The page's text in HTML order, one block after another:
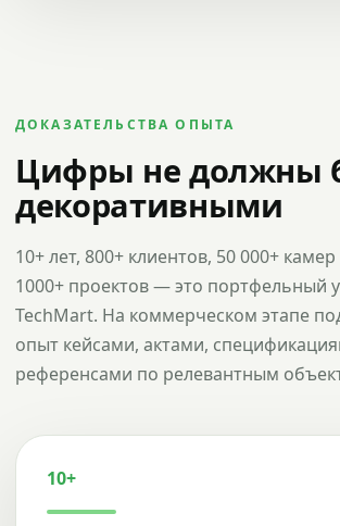
ДОКАЗАТЕЛЬСТВА ОПЫТА
Цифры не должны
декоративными
10+ лет, 800+ клиентов, 50 000+
1000+ проектов — это портфельный
TechMart. На коммерческом этапе
опыт кейсами, актами,
референсами по релевантным
10+